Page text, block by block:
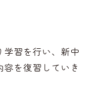
学習を行い、新中
を復習していき